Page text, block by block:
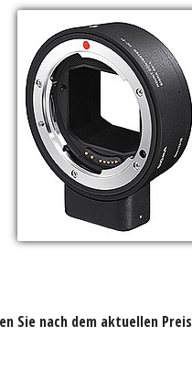
Sie nach dem aktuellen Preis